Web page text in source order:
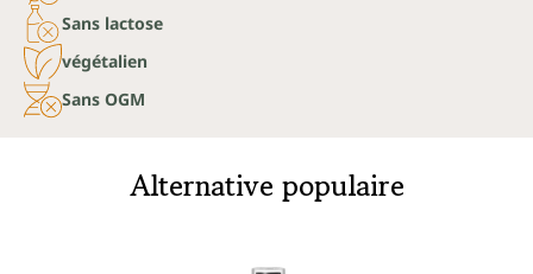
Sans lactose
végétalien
Sans OGM
Alternative populaire